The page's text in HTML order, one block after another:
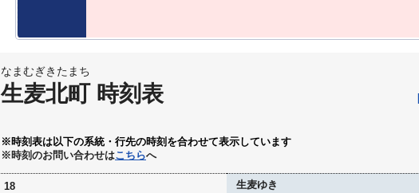
なまむぎきたまち
生麦北町 時刻表
※時刻表は以下の系統・行先の時刻を合わせて表示しています
※時刻のお問い合わせはこちらへ
18 生麦ゆき